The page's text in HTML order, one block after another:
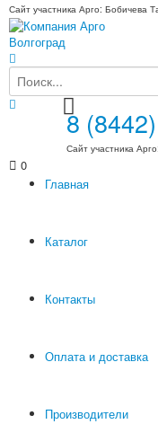
Сайт участника Арго: Бобичева
8
Сайт участника
0
Главная
Каталог
Контакты
Оплата и доставка
Производители